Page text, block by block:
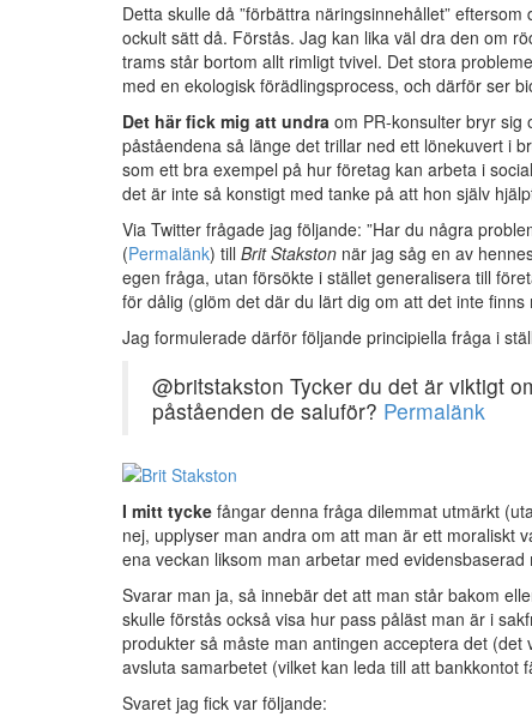
Detta skulle då ”förbättra näringsinnehållet”
ockult sätt då. Förstås. Jag kan lika väl dra den om
trams står bortom allt rimligt tvivel. Det stora
med en ekologisk förädlingsprocess, och därför ser
Det här fick mig att undra om PR-konsulter bryr sig
påståendena så länge det trillar ned ett lönekuvert i
som ett bra exempel på hur företag kan arbeta i
det är inte så konstigt med tanke på att hon själv
Via Twitter frågade jag följande: ”Har du några
(Permalänk) till Brit Stakston när jag såg en av
egen fråga, utan försökte i stället generalisera till
för dålig (glöm det där du lärt dig om att det inte
Jag formulerade därför följande principiella fråga i
@britstakston Tycker du det är viktigt
påståenden de saluför? Permalänk
I mitt tycke fångar denna fråga dilemmat utmärkt
nej, upplyser man andra om att man är ett moraliskt
ena veckan liksom man arbetar med evidensbaserad
Svarar man ja, så innebär det att man står bakom
skulle förstås också visa hur pass påläst man är i
produkter så måste man antingen acceptera det
avsluta samarbetet (vilket kan leda till att bankkontot
Svaret jag fick var följande: